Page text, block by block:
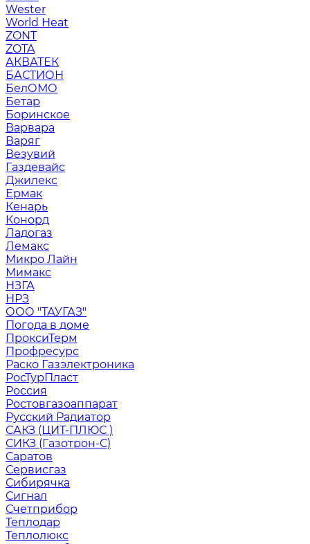
Wester
World Heat
ZONT
ZOTA
АКВАТЕК
БАСТИОН
БелОМО
Бетар
Боринское
Варвара
Варяг
Везувий
Газдевайс
Джилекс
Ермак
Кенарь
Конорд
Ладогаз
Лемакс
Микро Лайн
Мимакс
НЗГА
НРЗ
ООО "ТАУГАЗ"
Погода в доме
ПроксиТерм
Профресурс
Раско Газэлектроника
РосТурПласт
Россия
Ростовгазоаппарат
Русский Радиатор
САКЗ (ЦИТ-ПЛЮС )
СИКЗ (Газотрон-С)
Саратов
Сервисгаз
Сибирячка
Сигнал
Счетприбор
Теплодар
Теплолюкс